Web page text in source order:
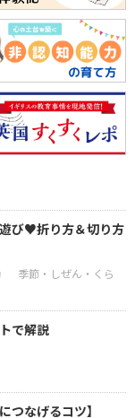
び♥折り方＆切り方
で解説
つなげるコツ】